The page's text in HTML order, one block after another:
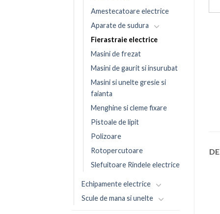
Amestecatoare electrice
Aparate de sudura
Fierastraie electrice
Masini de frezat
Masini de gaurit si insurubat
Masini si unelte gresie si
faianta
Menghine si cleme fixare
Pistoale de lipit
Polizoare
Rotopercutoare
Slefuitoare Rindele electrice
Echipamente electrice
Scule de mana si unelte